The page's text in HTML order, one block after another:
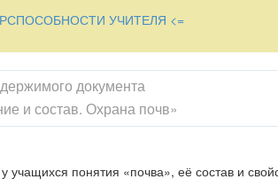
УЧИТЕЛЯ <=
документа
и состав. Охрана почв»
понятия «почва», её состав и